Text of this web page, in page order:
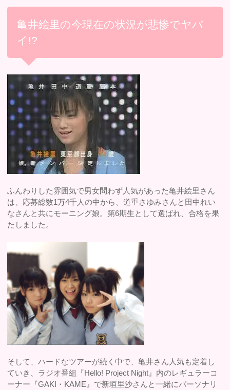
亀井絵里の今現在の状況が悲惨でヤバ
イ!?
ふんわりした雰囲気で男女問わず人気があった亀井絵里さん
は、応募総数1万4千人の中から、道重さゆみさんと田中れい
なさんと共にモーニング娘。第6期生として選ばれ、合格を果
たしました。
そして、ハードなツアーが続く中で、亀井さん人気も定着し
ていき、ラジオ番組『Hello! Project Night』内のレギュラーコ
ーナー『GAKI・KAME』で新垣里沙さんと一緒にパーソナリ